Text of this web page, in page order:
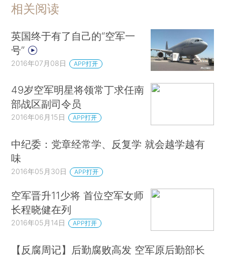
相关阅读
英国终于有了自己的“空军一
号”
2016年07月08日 APP打开
49岁空军明星将领常丁求任南
部战区副司令员
2016年06月15日 APP打开
中纪委：党章经常学、反复学 就会越学越有
味
2016年05月30日 APP打开
空军晋升11少将 首位空军女师
长程晓健在列
2016年05月14日 APP打开
【反腐周记】后勤腐败高发 空军原后勤部长